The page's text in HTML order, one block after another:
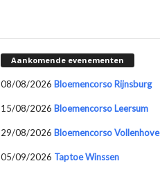
Aankomende evenementen
08/08/2026 Bloemencorso Rijnsburg
15/08/2026 Bloemencorso Leersum
29/08/2026 Bloemencorso Vollenhove
05/09/2026 Taptoe Winssen